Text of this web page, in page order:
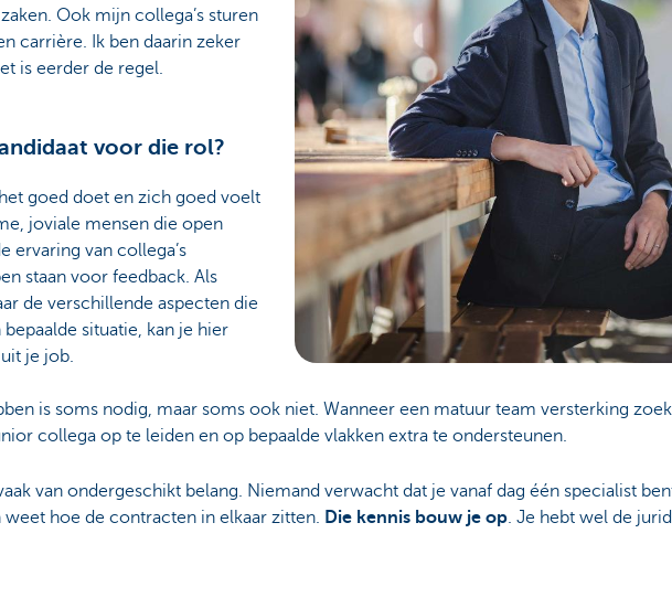
Ook mijn collega’s sturen
carrière. Ik ben daarin zeker
is eerder de regel.
voor die rol?
goed doet en zich goed voelt
joviale mensen die open
ervaring van collega’s
staan voor feedback. Als
de verschillende aspecten die
situatie, kan je hier
je job.
is soms nodig, maar soms ook niet. Wanneer een matuur team versterking
collega op te leiden en op bepaalde vlakken extra te ondersteunen.
van ondergeschikt belang. Niemand verwacht dat je vanaf dag één specialist
weet hoe de contracten in elkaar zitten. Die kennis bouw je op. Je hebt wel de